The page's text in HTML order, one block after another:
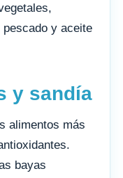
y aceite
y sandía
alimentos más
bayas